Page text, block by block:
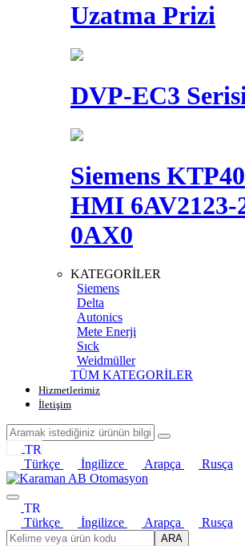
Uzatma Prizi
DVP-EC3
Siemens
HMI 6AV2123-
0AX0
KATEGORİLER
Siemens
Delta
Autonics
Mete Enerji
Sıck
Weidmüller
TÜM KATEGORİLER
Hizmetlerimiz
İletişim
TR
Türkçe
İngilizce Arapça Rusça
TR
Türkçe
İngilizce Arapça Rusça
ARA